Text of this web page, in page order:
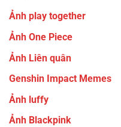
Ảnh play together
Ảnh One Piece
Ảnh Liên quân
Genshin Impact Memes
Ảnh luffy
Ảnh Blackpink